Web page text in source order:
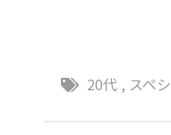
20代 , スペ